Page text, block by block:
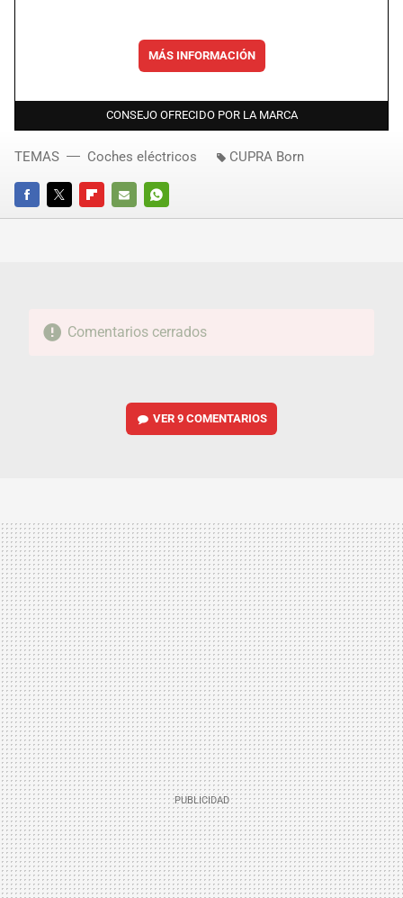
MÁS INFORMACIÓN
CONSEJO OFRECIDO POR LA MARCA
FACEBOOKTWITTERFLIPBOARD
E-
WHATSAPP
TEMAS Coches eléctricos CUPRA Born
Comentarios cerrados
VER9 COMENTARIOS